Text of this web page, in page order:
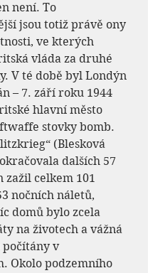
není. To
jsou totiž právě ony
ve kterých
vláda za druhé
V té době byl Londýn
– 7. září roku 1944
hlavní město
stovky bomb.
(Blesková
dalších 57
zažil celkem 101
nočních náletů,
domů bylo zcela
na životech a vážná
počítány v
Okolo podzemního